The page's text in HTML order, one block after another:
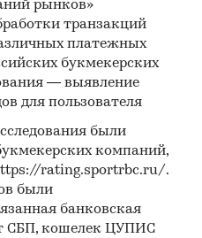
Е.В., АО
`ГРИДЭНЕРГО`, ООО
АО
ООО
ООО `РУССКИЙ
ООО
ИП РАКИТИН А.А.,
СПЕЦИАЛИСТ`,
ИП ФОТКЛИСЛАМОВ
ТЕХНОЛОГИИ`,
рынков»
транзакций
платежных
букмекерских
— выявление
для пользователя
были
компаний,
rating.sportrbc.ru/.
были
банковская
СБП, кошелек ЦУПИС